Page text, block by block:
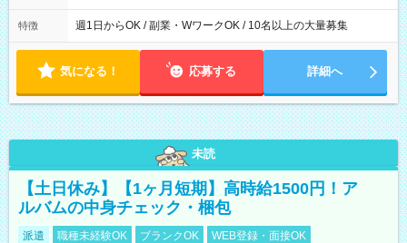
特徴 週1日からOK / 副業・WワークOK / 10名以上の大量募集
気になる！ 応募する 詳細へ
未読
【土日休み】【1ヶ月短期】高時給1500円！ア
ルバムの中身チェック・梱包
派遣 職種未経験OK ブランクOK WEB登録・面接OK